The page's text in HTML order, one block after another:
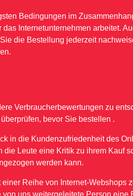
Bedingungen im
Internetunternehmen arbeitet.
die Bestellung jederzeit
Verbraucherbewertungen zu
bevor Sie bestellen .
in die Kundenzufriedenheit des
Leute eine Kritik zu ihrem Kauf
werden kann.
Reihe von Internet-Webshops
uns weitergeleitete Person eine